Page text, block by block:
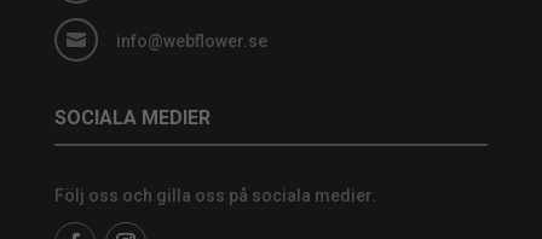
 info@webflower.se
SOCIALA MEDIER
Följ oss och gilla oss på sociala medier.